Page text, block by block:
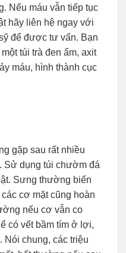
Nếu máu vẫn tiếp tục
hãy liên hệ ngay với
để được tư vấn. Bạn
túi trà đen ẩm, axit
máu, hình thành cục
gặp sau rất nhiều
Sử dụng túi chườm đá
Sưng thường biến
cơ mặt cũng hoàn
nếu cơ vẫn co
có vết bầm tím ở lợi,
Nói chung, các triệu